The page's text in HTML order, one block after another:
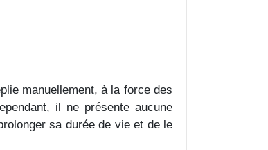
manuellement, à la force des
il ne présente aucune
sa durée de vie et de le